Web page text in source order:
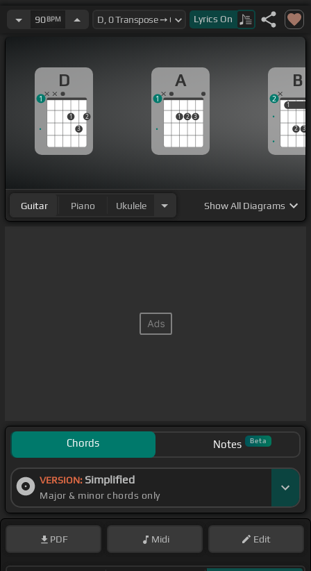
-Ram-Sam-Sam, A-Ram-Sam-Sam,[A]Gali Gali
Und jetzt alles nur mit E!
90BPM Lyrics On
D
1
3
2
1
A
1 2 3
1
B
1
2 3
1
2
Guitar Piano Ukulele ShowAll Diagrams
Chords Notes Beta
VERSION: Simplified
Major & minor chords only
PDF Midi Edit